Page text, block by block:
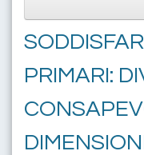
PRIMARI: